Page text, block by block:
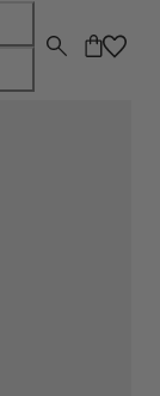
Carrello